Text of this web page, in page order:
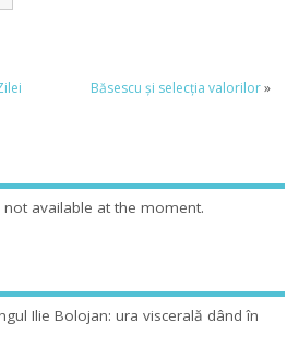
Băsescu și selecția valorilor»
not available at the moment.
Ilie Bolojan: ura viscerală dând în